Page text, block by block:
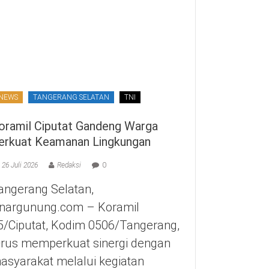
NEWS TANGERANG SELATAN TNI
Ciputat Gandeng Warga
Keamanan Lingkungan
26 Juli 2026 Redaksi 0
Selatan,
– Koramil
Ciputat, Kodim 0506/Tangerang,
memperkuat sinergi dengan
melalui kegiatan